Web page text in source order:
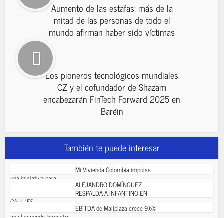
Aumento de las estafas: más de la
mitad de las personas de todo el
mundo afirman haber sido víctimas
Los pioneros tecnológicos mundiales
CZ y el cofundador de Shazam
encabezarán FinTech Forward 2025 en
Baréin
También te puede interesar
Mi Vivienda Colombia impulsa
una iniciativa para...
ALEJANDRO DOMÍNGUEZ
RESPALDA A INFANTINO EN
CALI: «ES...
EBITDA de Mallplaza crece 9,6%